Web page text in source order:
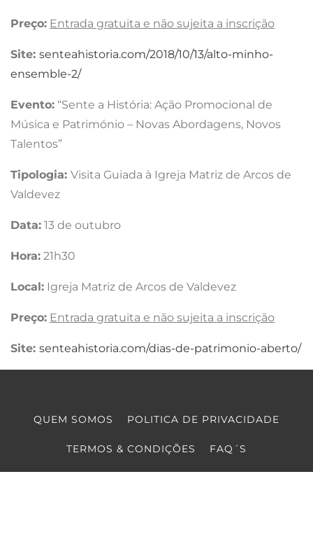
Preço: Entrada gratuita e não sujeita a inscrição
Site: senteahistoria.com/2018/10/13/alto-minho-
ensemble-2/
Evento: “Sente a História: Ação Promocional de
Música e Património – Novas Abordagens, Novos
Talentos”
Tipologia: Visita Guiada à Igreja Matriz de Arcos de
Valdevez
Data: 13 de outubro
Hora: 21h30
Local: Igreja Matriz de Arcos de Valdevez
Preço: Entrada gratuita e não sujeita a inscrição
Site: senteahistoria.com/dias-de-patrimonio-aberto/
QUEM SOMOS POLITICA DE PRIVACIDADE
TERMOS & CONDIÇÕES FAQ´S